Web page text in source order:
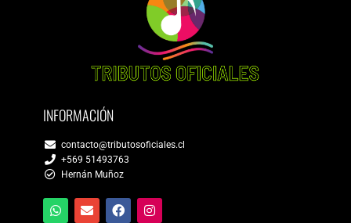
INFORMACIÓN
contacto@tributosoficiales.cl
+569 51493763
Hernán Muñoz